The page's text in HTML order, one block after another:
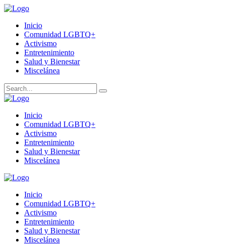
Inicio
Comunidad LGBTQ+
Activismo
Entretenimiento
Salud y Bienestar
Miscelánea
Inicio
Comunidad LGBTQ+
Activismo
Entretenimiento
Salud y Bienestar
Miscelánea
Inicio
Comunidad LGBTQ+
Activismo
Entretenimiento
Salud y Bienestar
Miscelánea